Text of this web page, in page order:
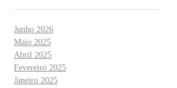
Junho 2026
Maio 2025
Abril 2025
Fevereiro 2025
Janeiro 2025